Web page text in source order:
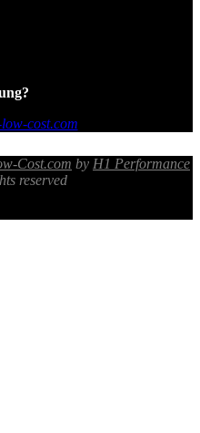
cost.com
Cost.com by H1 Performance
reserved